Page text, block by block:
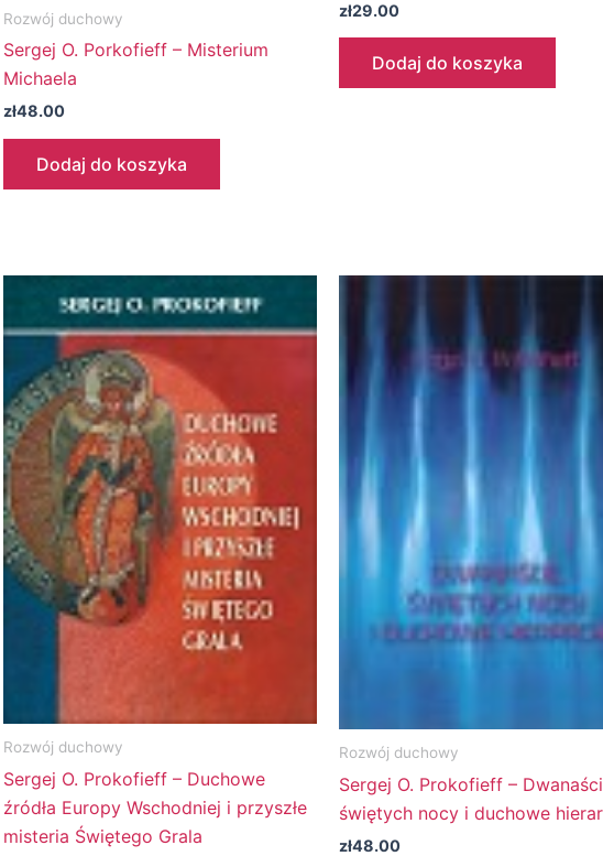
Rozwój duchowy
Sergej O. Porkofieff – Misterium
Michaela
zł48.00
Dodaj do koszyka
zł29.00
Dodaj do koszyka
Rozwój duchowy
Sergej O. Prokofieff – Duchowe
źródła Europy Wschodniej i przyszłe
misteria Świętego Grala
Rozwój duchowy
Sergej O. Prokofieff –
świętych nocy i duchowe
zł48.00